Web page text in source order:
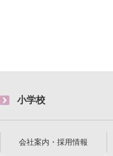
小学校
会社案内・採用情報